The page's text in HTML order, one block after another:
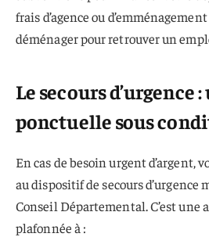
frais d’agence ou
déménager pour retrouver un
Le secours d’urgence
ponctuelle sous
En cas de besoin urgent d’argent,
au dispositif de secours d’urgence
Conseil Départemental. C’est une
plafonnée à :